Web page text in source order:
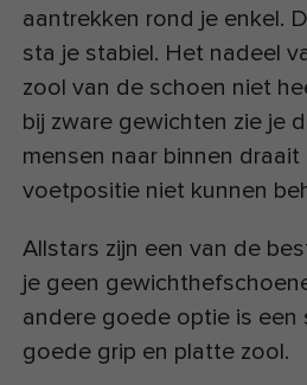
aantrekken rond je enkel.
sta je stabiel. Het nadeel
zool van de schoen niet
bij zware gewichten zie je
mensen naar binnen
voetpositie niet kunnen
Allstars zijn een van de
je geen
andere goede optie is een
goede grip en platte zool.